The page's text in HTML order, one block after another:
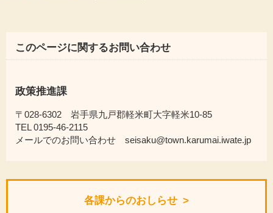
このページに関するお問い合わせ
政策推進課
〒028-6302 岩手県九戸郡軽米町大字軽米10-85
TEL 0195-46-2115
メールでのお問い合わせ seisaku@town.karumai.iwate.jp
各課からのおしらせ